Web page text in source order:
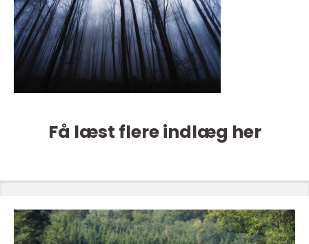
Få læst flere indlæg her